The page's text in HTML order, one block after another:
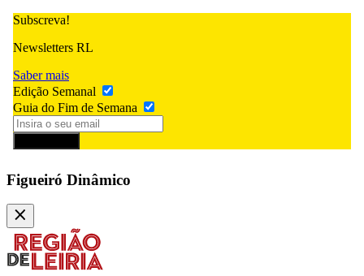
Subscreva!
Newsletters RL
Saber mais
Edição Semanal
Guia do Fim de Semana
Figueiró Dinâmico